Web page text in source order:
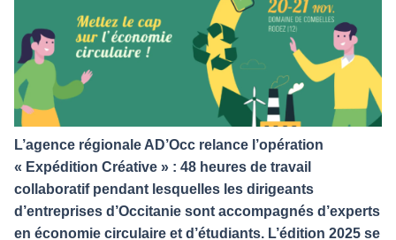
L’agence régionale AD’Occ relance l’opération
« Expédition Créative » : 48 heures de travail
collaboratif pendant lesquelles les dirigeants
d’entreprises d’Occitanie sont accompagnés d’experts
en économie circulaire et d’étudiants. L’édition 2025 se